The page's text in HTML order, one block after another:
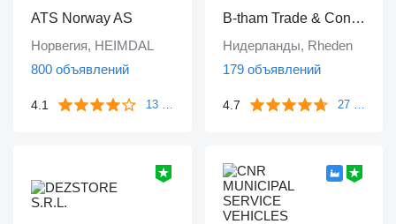
ATS Norway AS
Норвегия, HEIMDAL
800 объявлений
4.1 13 отзывов
B-tham Trade & Consultancy B.V.
Нидерланды, Rheden
179 объявлений
4.7 27 отзывов